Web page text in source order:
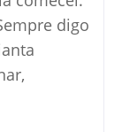
digo